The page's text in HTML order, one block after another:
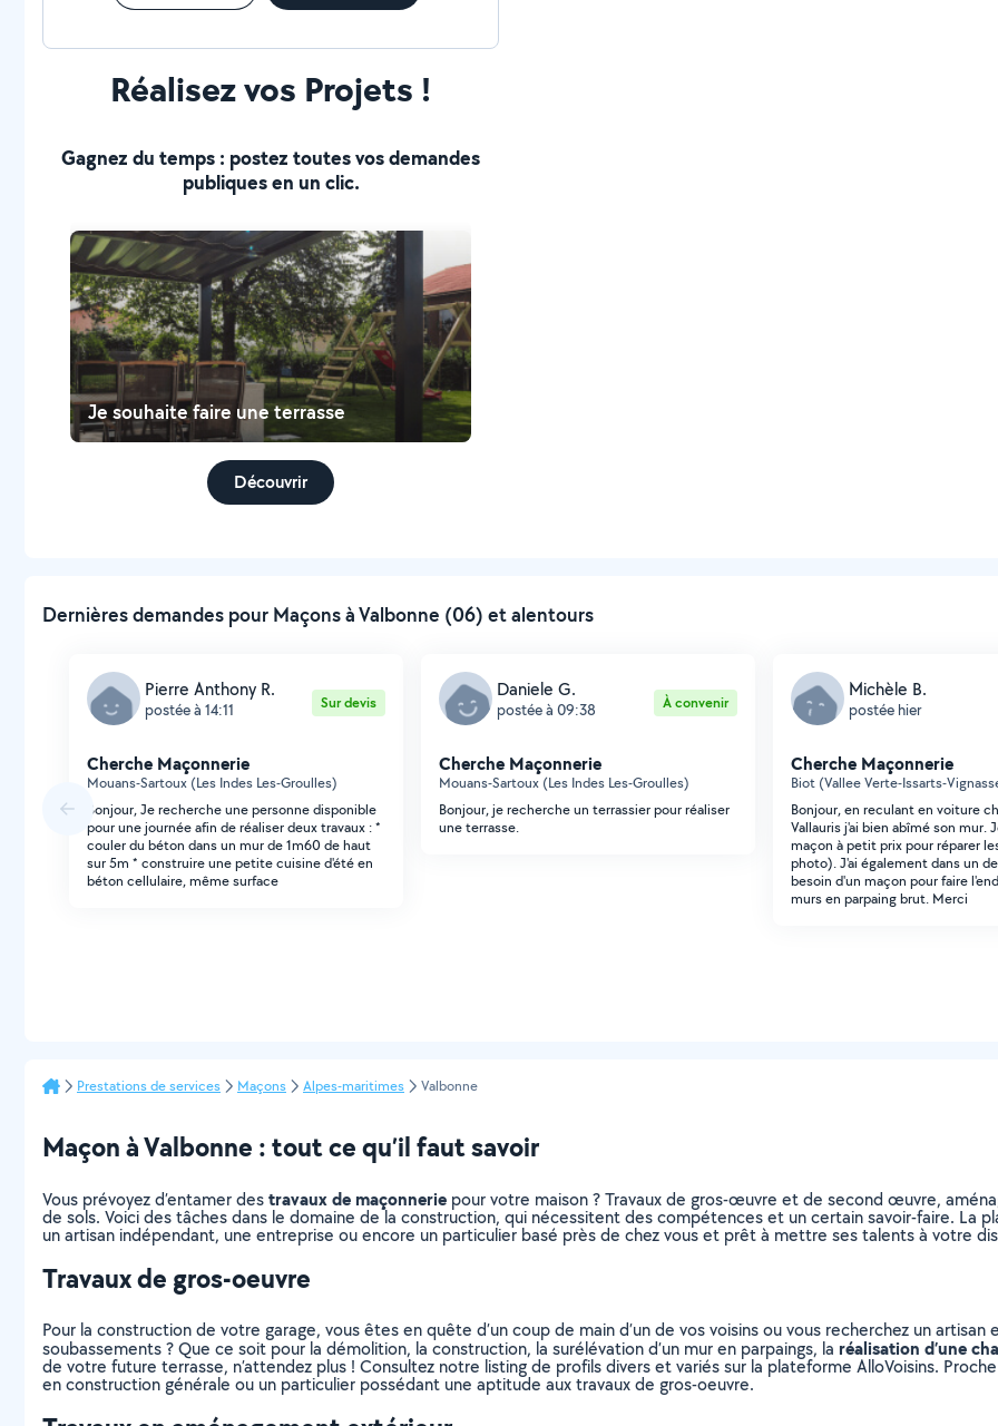
Réalisez vos Projets !
Gagnez du temps : postez toutes vos demandes
publiques en un clic.
Je souhaite faire une terrasse
Découvrir
Dernières demandes pour Maçons à Valbonne (06) et alentours
Pierre Anthony R.
postée à 14:11 Sur devis
Cherche Maçonnerie
Mouans-Sartoux (Les Indes Les-Groulles)
Bonjour, Je recherche une personne disponible
pour une journée afin de réaliser deux travaux : *
couler du béton dans un mur de 1m60 de haut
sur 5m * construire une petite cuisine d'été en
béton cellulaire, même surface
Daniele G.
postée à 09:38 À convenir
Cherche Maçonnerie
Mouans-Sartoux (Les Indes Les-Groulles)
Bonjour, je recherche un terrassier pour réaliser
une terrasse.
Michèle B.
postée hier
Cherche Maçonnerie
Biot (Vallee Verte-Issarts-
Bonjour, en reculant en voiture
Vallauris j'ai bien abîmé son mur.
maçon à petit prix pour réparer
photo). J'ai également dans un
besoin d'un maçon pour faire
murs en parpaing brut. Merci
Prestations de services Maçons Alpes-maritimes Valbonne
Maçon à Valbonne : tout ce qu’il faut savoir
Vous prévoyez d’entamer destravaux de maçonnerie pour votre maison ? Travaux de gros-œuvre et de second œuvre,
de sols. Voici des tâches dans le domaine de la construction, qui nécessitent des compétences et un certain savoir-faire. La
un artisan indépendant, une entreprise ou encore un particulier basé près de chez vous et prêt à mettre ses talents à votre
Travaux de gros-oeuvre
Pour la construction de votre garage, vous êtes en quête d’un coup de main d’un de vos voisins ou vous recherchez un
soubassements ? Que ce soit pour la démolition, la construction, la surélévation d’un mur en parpaings, la réalisation d’une
de votre future terrasse, n’attendez plus ! Consultez notre listing de profils divers et variés sur la plateforme AlloVoisins.
en construction générale ou un particulier possédant une aptitude aux travaux de gros-oeuvre.